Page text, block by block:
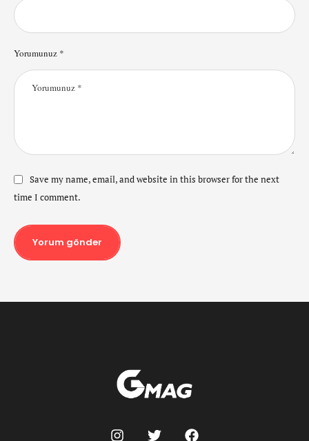
Yorumunuz *
Save my name, email, and website in this browser for the next
time I comment.
Yorum gönder